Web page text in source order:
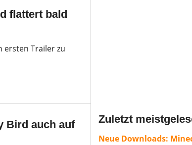
flattert bald
ersten Trailer zu
Bird auch auf
Zuletzt
Neue Downloads: